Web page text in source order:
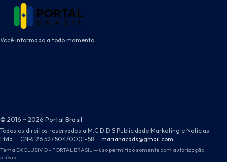
Você informado a todo momento
© 2016 ~ 2026 Portal Brasil
Todos os direitos reservados a M.C.D.D.S Publicidade Marketing e Notícias
Ltda · CNPJ 26.527.504/0001-58 · marianacdds@gmail.com
Tema EXCLUSIVO - PORTAL BRASIL — uso permitido somente com autorização
prévia.